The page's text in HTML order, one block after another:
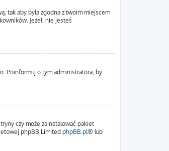
tak aby była zgodna z twoim miejscem
Jeżeli nie jesteś
Poinformuj o tym administratora, by
czy może zainstalować pakiet
phpBB Limited phpBB.pl® lub